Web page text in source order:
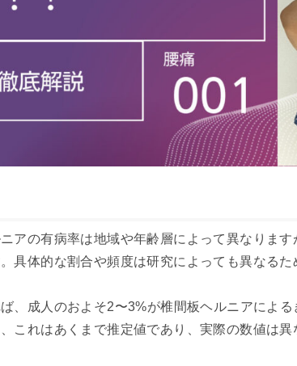
アの有病率は地域や年齢層によって異なりま
具体的な割合や頻度は研究によっても異なるた
、成人のおよそ2〜3%が椎間板ヘルニアによ
これはあくまで推定値であり、実際の数値は異